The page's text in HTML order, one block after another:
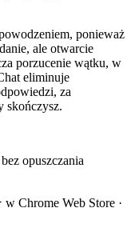
ponieważ
ale otwarcie
porzucenie wątku, w
eliminuje
za
skończysz.
opuszczania
Chrome Web Store ·